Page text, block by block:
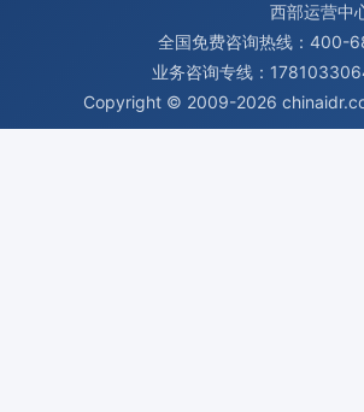
西部运营中
全国免费咨询热线：400-
业务咨询专线：
Copyright © 2009-2026